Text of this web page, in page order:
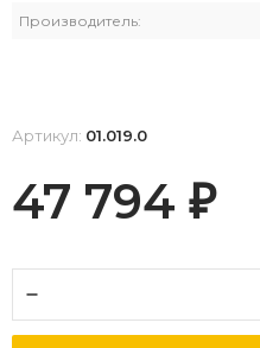
Производитель:
Артикул: 01.019.0
47 794 ₽